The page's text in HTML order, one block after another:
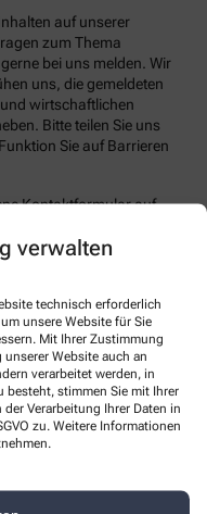
verwalten
technisch erforderlich
unsere Website für Sie
Mit Ihrer Zustimmung
Website auch an
verarbeitet werden, in
besteht, stimmen Sie mit Ihrer
Verarbeitung Ihrer Daten in
zu. Weitere Informationen
auf unserer
zum Thema
bei uns melden. Wir
uns, die gemeldeten
wirtschaftlichen
Bitte teilen Sie uns
Sie auf Barrieren
Kontaktformular auf
13 57439 Attendorn
können Sie sich an